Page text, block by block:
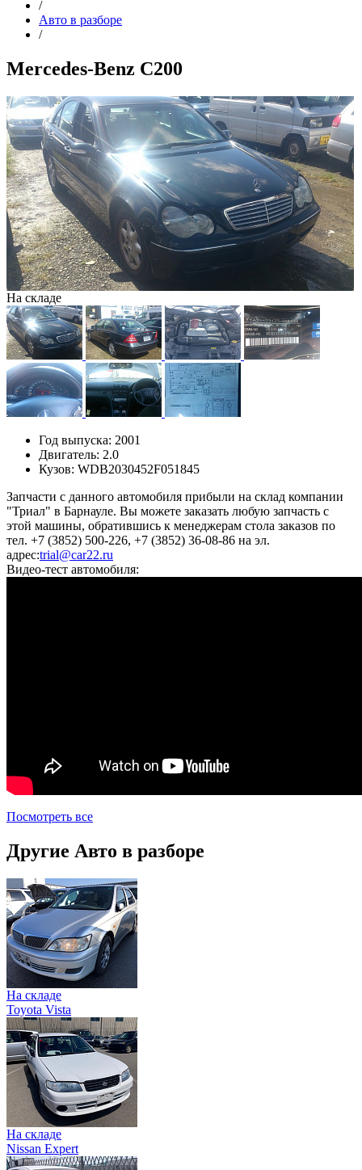
/
Авто в разборе
/
Mercedes-Benz C200
На складе
Год выпуска: 2001
Двигатель: 2.0
Кузов: WDB2030452F051845
Запчасти с данного автомобиля прибыли на склад компании
"Триал" в Барнауле. Вы можете заказать любую запчасть с
этой машины, обратившись к менеджерам стола заказов по
тел. +7 (3852) 500-226, +7 (3852) 36-08-86 на эл.
адрес:trial@car22.ru
Видео-тест автомобиля:
Посмотреть все
Другие Авто в разборе
На складе
Toyota Vista
На складе
Nissan Expert